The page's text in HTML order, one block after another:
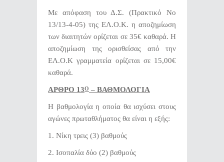
Με απόφαση του Δ.Σ. (Πρακτικό Νο
13/13-4-05) της ΕΛ.Ο.Κ. η αποζημίωση
των διαιτητών ορίζεται σε 35€ καθαρά. Η
αποζημίωση της ορισθείσας από την
ΕΛ.Ο.Κ γραμματεία ορίζεται σε 15,00€
καθαρά.
ΑΡΘΡΟ 13Ο – ΒΑΘΜΟΛΟΓΙΑ
Η βαθμολογία η οποία θα ισχύσει στους
αγώνες πρωταθλήματος θα είναι η εξής:
1. Νίκη τρεις (3) βαθμούς
2. Ισοπαλία δύο (2) βαθμούς